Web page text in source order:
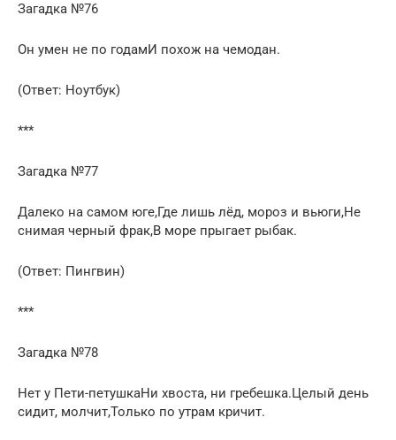
Загадка №76
Он умен не по годамИ похож на чемодан.
(Ответ: Ноутбук)
***
Загадка №77
Далеко на самом юге,Где лишь лёд, мороз и вьюги,Не
снимая черный фрак,В море прыгает рыбак.
(Ответ: Пингвин)
***
Загадка №78
Нет у Пети-петушкаНи хвоста, ни гребешка.Целый день
сидит, молчит,Только по утрам кричит.